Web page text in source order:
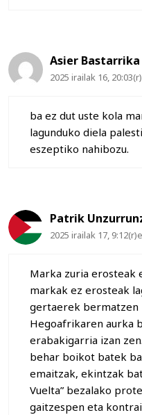
Asier
2025 irailak 16,
ba ez dut uste kola
lagunduko diela
eszeptiko nahibozu.
Patrik
2025 irailak 17,
Marka zuria erosteak
markak ez erosteak
gertaerek bermatzen
Hegoafrikaren aurka
erabakigarria izan
behar boikot batek
emaitzak, ekintzak
Vuelta” bezalako
gaitzespen eta